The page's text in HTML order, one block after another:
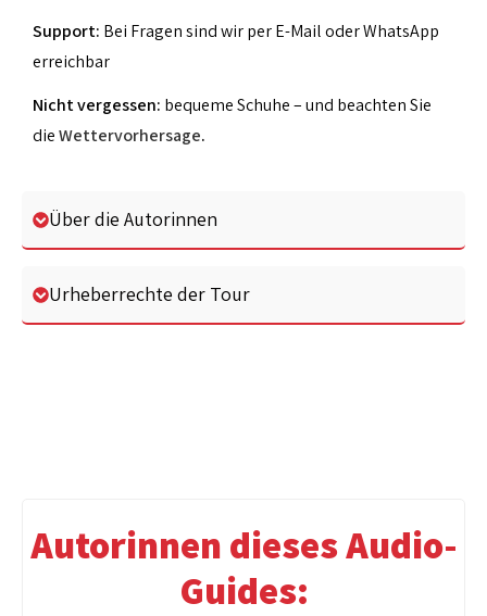
Support: Bei Fragen sind wir per E-Mail oder WhatsApp
erreichbar
Nicht vergessen: bequeme Schuhe – und beachten Sie
dieWettervorhersage.
Über die Autorinnen
Urheberrechte der Tour
Autorinnen dieses Audio-
Guides: